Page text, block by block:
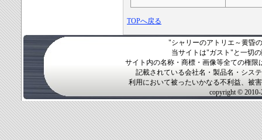
TOPへ戻る
"シャリーのアトリエ～黄昏
当サイトは"ガスト"と一切
サイト内の名称・商標・画像等全ての権
記載されている会社名・製品名・シス
利用において被ったいかなる不利益、被
copyright ©